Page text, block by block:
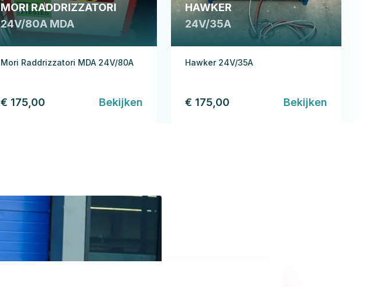
MORI RADDRIZZATORI
24V/80A MDA
Mori Raddrizzatori MDA 24V/80A
€ 175,00 Bekijken
HAWKER
24V/35A
Hawker 24V/35A
€ 175,00 Bekijken